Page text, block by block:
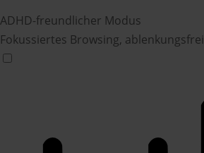
ADHD-freundlicher Modus
Fokussiertes Browsing, ablenkungsfrei